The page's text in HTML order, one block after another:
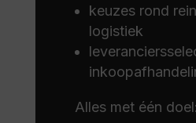
keuzes rond
logistiek
Alles met één